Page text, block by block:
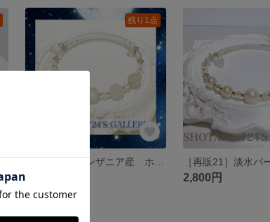
残り1点
2,800円